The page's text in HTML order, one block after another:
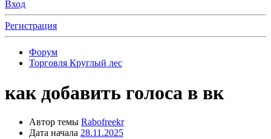
Вход
Регистрация
Форум
Торговля Круглый лес
как добавить голоса в вк
Автор темы Rabofreekr
Дата начала 28.11.2025